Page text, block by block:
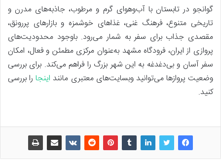
گوانجو در تابستان با آب‌و‌هوای گرم و مرطوب، جاذبه‌های مدرن و
تاریخی متنوع، فرهنگ غنی، غذاهای خوشمزه و بازارهای پررونق،
مقصدی جذاب برای سفر به شمار می‌رود. باوجود محدودیت‌های
پروازی از ایران، فرودگاه مشهد به‌عنوان مرکزی مطمئن و فعال، امکان
سفر آسان و بی‌دغدغه به این شهر بزرگ را فراهم می‌کند. برای بررسی
وضعیت پروازها می‌توانید وبسایت‌های معتبری مانند اینجارا بررسی
کنید.